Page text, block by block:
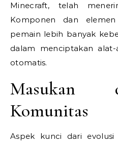
Minecraft, telah
Komponen dan
pemain lebih banyak
dalam menciptakan
otomatis.
Masukan
Komunitas
Aspek kunci dari